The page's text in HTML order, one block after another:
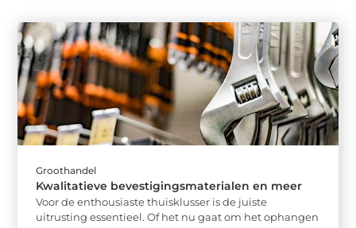
Groothandel
Kwalitatieve bevestigingsmaterialen en meer
Voor de enthousiaste thuisklusser is de juiste
uitrusting essentieel. Of het nu gaat om het ophangen